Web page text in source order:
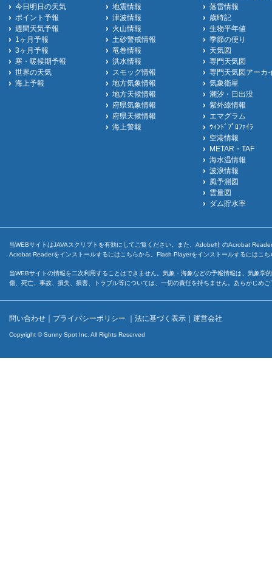
今日明日の天気
ポイント予報
週間天気予報
1ヶ月予報
3ヶ月予報
寒・暖候期予報
世界の天気
海上予報
地震情報
津波情報
火山情報
土砂警戒情報
竜巻情報
洪水情報
スモッグ情報
地方気象情報
地方天候情報
府県気象情報
府県天候情報
海上警報
落雷情報
歳時記
生物平年値
季節の便り
天気図
専門天気図
専門天気図アーカ
気象衛星
潮汐・日出没
紫外線情報
エマグラム
ｳｨﾝﾄﾞﾌﾟﾛﾌｧｲﾗ
空港情報
METAR・TAF
海水温情報
波浪情報
風予測図
雲量図
ダム貯水率
当WEBサイトはJAVAスクリプトを有効にしてご覧ください。また、Adobe社 のAcrobat
Acrobat Readerをインストールするには こちらから。Flash Playerをインストールするには こち
当WEBサイトの情報を二次利用することはできません。気象・海象などの予報情報は、気象
傷、死亡、事故、損失、損害、トラブル等については、一切の責任を持ちません。あらかじめ
問い合わせ ｜ プライバシーポリシー ｜ 法に基づく表示 ｜ 運営会社
Copyright © Sunny Spot Inc. All Rights Reserved